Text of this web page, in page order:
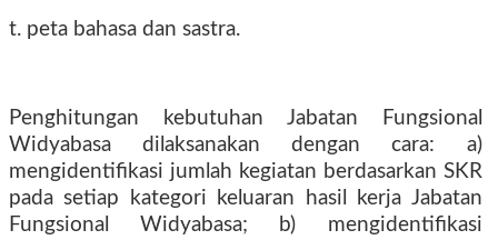
t. peta bahasa dan sastra.
Penghitungan kebutuhan Jabatan Fungsional
Widyabasa dilaksanakan dengan cara: a)
mengidentifikasi jumlah kegiatan berdasarkan SKR
pada setiap kategori keluaran hasil kerja Jabatan
Fungsional Widyabasa; b) mengidentifikasi